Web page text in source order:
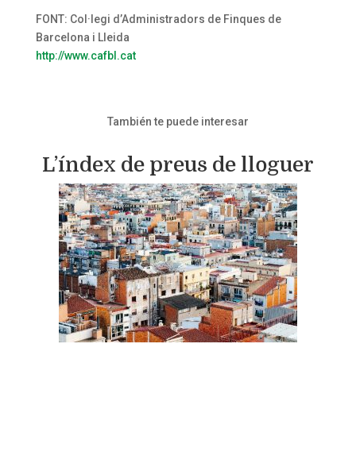
FONT: Col·legi d’Administradors de Finques de
Barcelona i Lleida
http://www.cafbl.cat
También te puede interesar
L’índex de preus de lloguer